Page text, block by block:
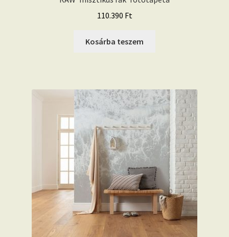
110.390 Ft
Kosárba teszem